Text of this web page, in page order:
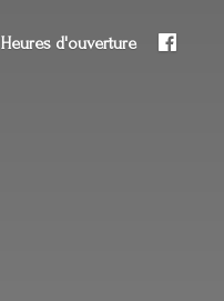
Heures d'ouverture